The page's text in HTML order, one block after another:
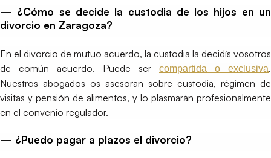
— ¿Cómo se decide la custodia de los hijos en un
divorcio en Zaragoza?
En el divorcio de mutuo acuerdo, la custodia la decidís vosotros
de común acuerdo. Puede ser compartida o exclusiva.
Nuestros abogados os asesoran sobre custodia, régimen de
visitas y pensión de alimentos, y lo plasmarán profesionalmente
en el convenio regulador.
— ¿Puedo pagar a plazos el divorcio?